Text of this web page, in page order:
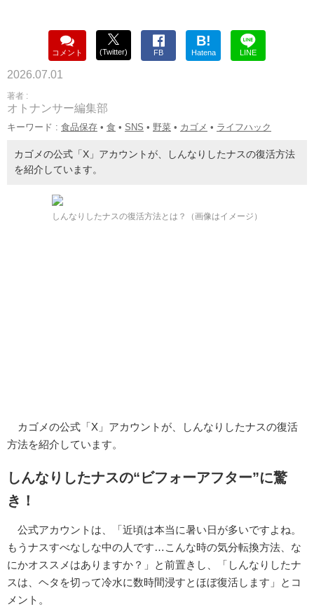
コメント (Twitter) FB
B!
Hatena LINE
2026.07.01
著者 :
オトナンサー編集部
キーワード : 食品保存 • 食 • SNS • 野菜 • カゴメ • ライフハック
カゴメの公式「X」アカウントが、しんなりしたナスの復活方法
を紹介しています。
しんなりしたナスの復活方法とは？（画像はイメージ）
カゴメの公式「X」アカウントが、しんなりしたナスの復活
方法を紹介しています。
しんなりしたナスの“ビフォーアフター”に驚
き！
公式アカウントは、「近頃は本当に暑い日が多いですよね。
もうナスすべなしな中の人です…こんな時の気分転換方法、な
にかオススメはありますか？」と前置きし、「しんなりしたナ
スは、ヘタを切って冷水に数時間浸すとほぼ復活します」とコ
メント。